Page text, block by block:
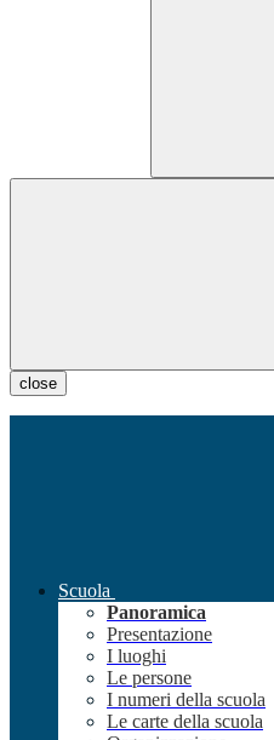
close
Scuola
Panoramica
Presentazione
I luoghi
Le persone
I numeri della scuola
Le carte della scuola